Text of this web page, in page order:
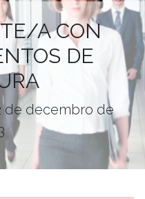
A CON
DE
de decembro de